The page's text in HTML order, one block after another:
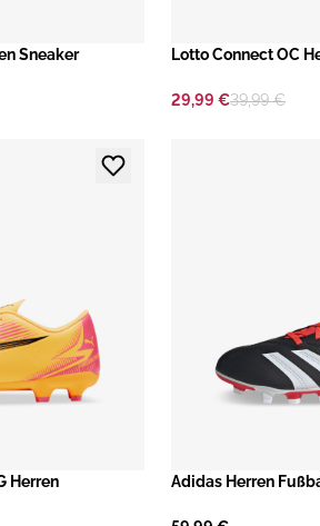
Sneaker Lotto Connect OC
29,99 €39,99 €
Herren
​Adidas Herren